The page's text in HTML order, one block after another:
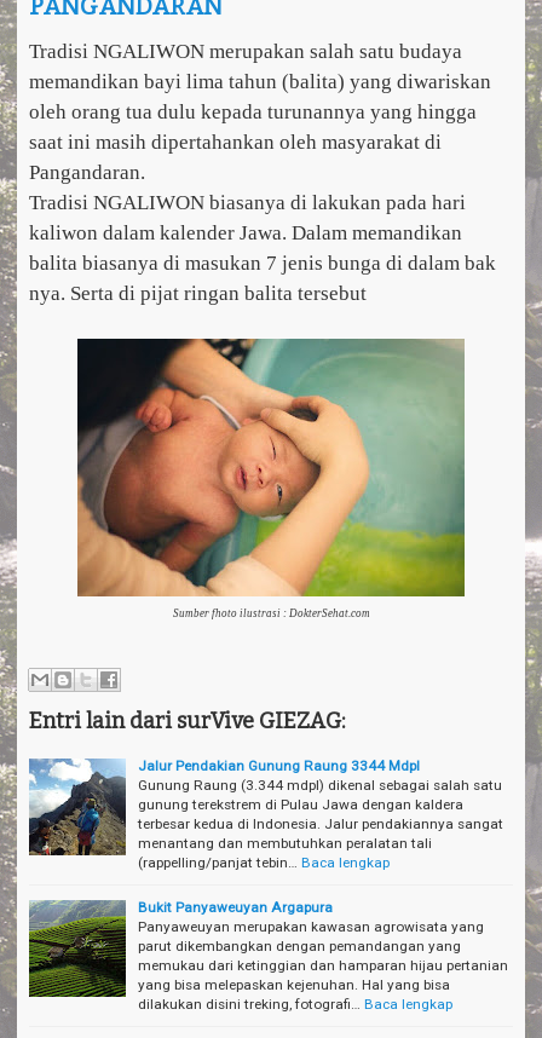
i
a
t
o
PANGANDARAN
Tradisi NGALIWON merupakan salah satu budaya
memandikan bayi lima tahun (balita) yang diwariskan
oleh orang tua dulu kepada turunannya yang hingga
saat ini masih dipertahankan oleh masyarakat di
Pangandaran.
Tradisi NGALIWON biasanya di lakukan pada hari
kaliwon dalam kalender Jawa. Dalam memandikan
balita biasanya di masukan 7 jenis bunga di dalam bak
nya. Serta di pijat ringan balita tersebut
Sumber fhoto ilustrasi : DokterSehat.com
Entri lain dari surVive GIEZAG:
Jalur Pendakian Gunung Raung 3344 Mdpl
Gunung Raung (3.344 mdpl) dikenal sebagai salah satu
gunung terekstrem di Pulau Jawa dengan kaldera
terbesar kedua di Indonesia. Jalur pendakiannya sangat
menantang dan membutuhkan peralatan tali
(rappelling/panjat tebin…
Baca lengkap
Bukit Panyaweuyan Argapura
Panyaweuyan merupakan kawasan agrowisata yang
parut dikembangkan dengan pemandangan yang
memukau dari ketinggian dan hamparan hijau pertanian
yang bisa melepaskan kejenuhan. Hal yang bisa
dilakukan disini treking, fotografi…
Baca lengkap